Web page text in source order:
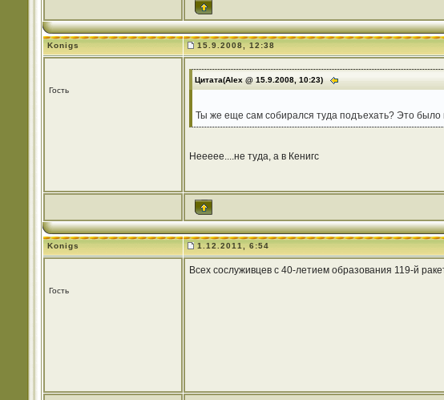
Konigs 15.9.2008, 12:38
Гость
Цитата(Alex @ 15.9.2008, 10:23)
Ты же еще сам собирался туда подъехать? Это было
Неееее....не туда, а в Кенигс
Konigs 1.12.2011, 6:54
Гость
Всех сослуживцев с 40-летием образования 119-й